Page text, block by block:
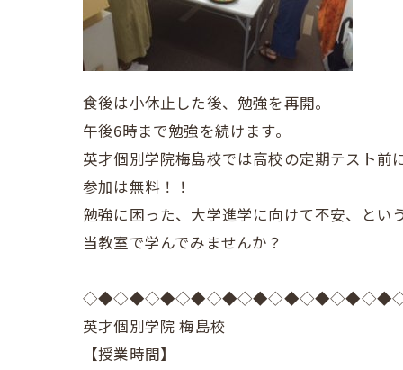
食後は小休止した後、勉強を再開。
午後6時まで勉強を続けます。
英才個別学院梅島校では高校の定期テスト前
参加は無料！！
勉強に困った、大学進学に向けて不安、とい
当教室で学んでみませんか？
英才個別学院 梅島校
【授業時間】